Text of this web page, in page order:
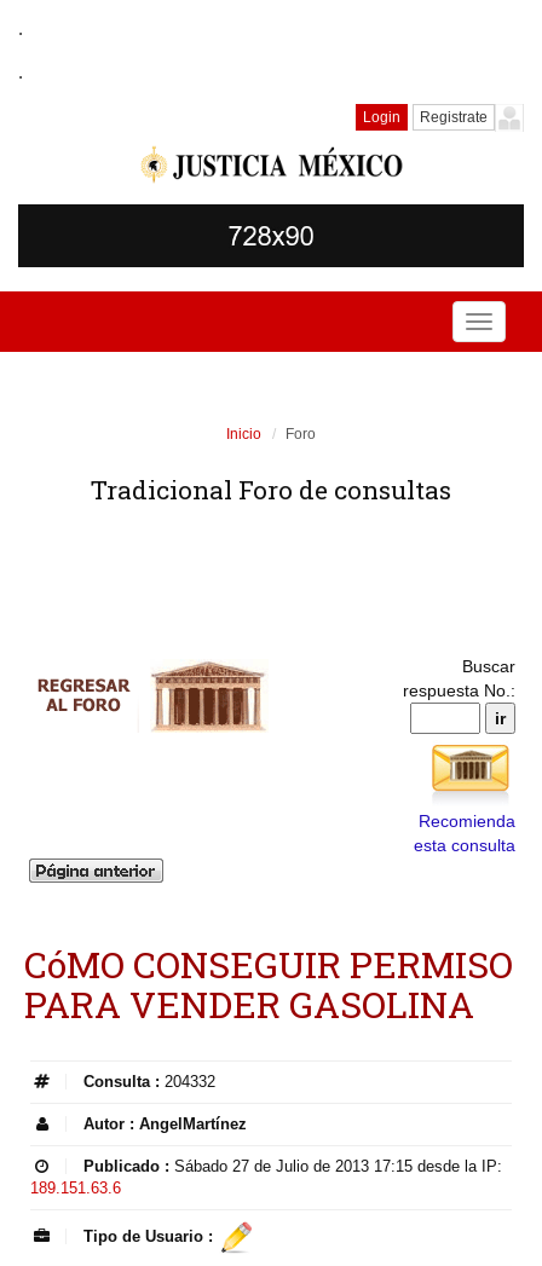
.
.
Login Registrate
Toggle
Inicio Foro
Tradicional Foro de consultas
Buscar
respuesta No.:
Recomienda
esta consulta
CóMO CONSEGUIR PERMISO
PARA VENDER GASOLINA
Consulta : 204332
Autor : AngelMartínez
Publicado : Sábado 27 de Julio de 2013 17:15 desde la IP:
189.151.63.6
Tipo de Usuario :